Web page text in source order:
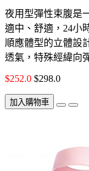
夜用型彈性束腹是
適中、舒適，24小
順應體型的立體設
透氣，特殊經緯向
$252.0 $298.0
加入購物車